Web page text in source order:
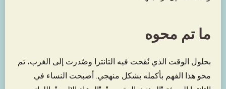
ما تم محوه
بحلول الوقت الذي نُقحت فيه التانترا وصُدرت إلى الغرب، تم
محو هذا الفهم بأكمله بشكل منهجي. أصبحت النساء في